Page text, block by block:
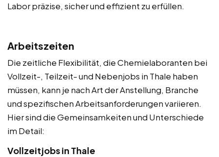
Labor präzise, sicher und effizient zu erfüllen.
Arbeitszeiten
Die zeitliche Flexibilität, die Chemielaboranten bei
Vollzeit-, Teilzeit- und Nebenjobs in Thale haben
müssen, kann je nach Art der Anstellung, Branche
und spezifischen Arbeitsanforderungen variieren.
Hier sind die Gemeinsamkeiten und Unterschiede
im Detail:
Vollzeitjobs in Thale